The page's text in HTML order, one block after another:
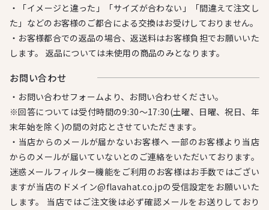
・「イメージと違った」「サイズが合わない」「間違えて注文し
た」などのお客様のご都合による交換はお受けしておりません。
・お客様都合での返品の場合、返送料はお客様負担でお願いいた
します。 返品については未使用の商品のみとなります。
お問い合わせ
・お問い合わせフォームより、お問い合わせください。
※回答については受付時間の9:30～17:30(土曜、日曜、祝日、年
末年始を除く)の間の対応とさせていただきます。
・当店からのメールが届かないお客様へ 一部のお客様より当店
からのメールが届いていないとのご連絡をいただいております。
迷惑メールフィルター機能をご利用のお客様はお手数ではござい
ますが当店のドメイン@flavahat.co.jpの受信設定をお願いいた
します。 当店ではご注文後は必ず確認メールをお送りしており